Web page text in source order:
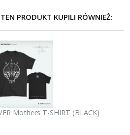
PRODUKT KUPILI RÓWNIEŻ:
Mothers T-SHIRT (BLACK)